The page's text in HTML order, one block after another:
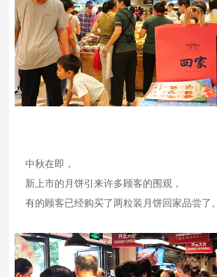
中秋在即，
新上市的月饼引来许多顾客的围观，
有的顾客已经购买了两粒装月饼回家品尝了。